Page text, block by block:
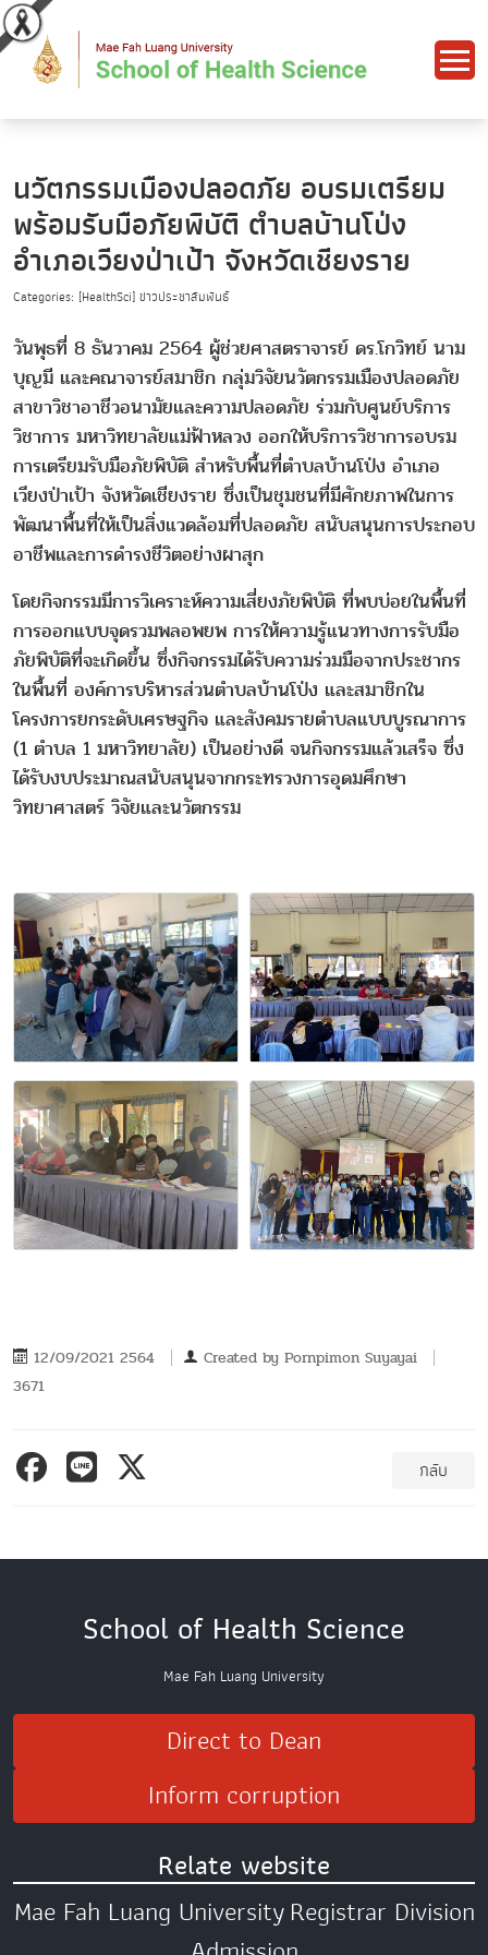
นวัตกรรมเมืองปลอดภัย อบรมเตรียม
พร้อมรับมือภัยพิบัติ ตำบลบ้านโป่ง
อำเภอเวียงป่าเป้า จังหวัดเชียงราย
Categories: [HealthSci] ข่าวประชาสัมพันธ์
วันพุธที่ 8 ธันวาคม 2564 ผู้ช่วยศาสตราจารย์ ดร.โกวิทย์ นาม
บุญมี และคณาจารย์สมาชิก กลุ่มวิจัยนวัตกรรมเมืองปลอดภัย
สาขาวิชาอาชีวอนามัยและความปลอดภัย ร่วมกับศูนย์บริการ
วิชาการ มหาวิทยาลัยแม่ฟ้าหลวง ออกให้บริการวิชาการอบรม
การเตรียมรับมือภัยพิบัติ สำหรับพื้นที่ตำบลบ้านโป่ง อำเภอ
เวียงป่าเป้า จังหวัดเชียงราย ซึ่งเป็นชุมชนที่มีศักยภาพในการ
พัฒนาพื้นที่ให้เป็นสิ่งแวดล้อมที่ปลอดภัย สนับสนุนการประกอบ
อาชีพและการดำรงชีวิตอย่างผาสุก
โดยกิจกรรมมีการวิเคราะห์ความเสี่ยงภัยพิบัติ ที่พบบ่อยในพื้นที่
การออกแบบจุดรวมพลอพยพ การให้ความรู้แนวทางการรับมือ
ภัยพิบัติที่จะเกิดขึ้น ซึ่งกิจกรรมได้รับความร่วมมือจากประชากร
ในพื้นที่ องค์การบริหารส่วนตำบลบ้านโป่ง และสมาชิกใน
โครงการยกระดับเศรษฐกิจ และสังคมรายตำบลแบบบูรณาการ
(1 ตำบล 1 มหาวิทยาลัย) เป็นอย่างดี จนกิจกรรมแล้วเสร็จ ซึ่ง
ได้รับงบประมาณสนับสนุนจากกระทรวงการอุดมศึกษา
วิทยาศาสตร์ วิจัยและนวัตกรรม
12/09/2021 2564 Created by Pornpimon Suyayai
3671
กลับ
School of Health Science
Mae Fah Luang University
Direct to Dean
Inform corruption
Relate website
Mae Fah Luang UniversityRegistrar Division